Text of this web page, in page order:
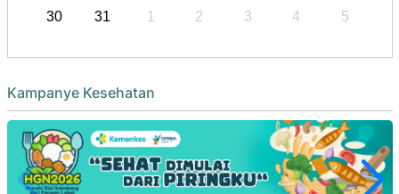
30 31 1 2 3 4 5
Kampanye Kesehatan